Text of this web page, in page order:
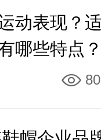
动表现？
哪些特点
80